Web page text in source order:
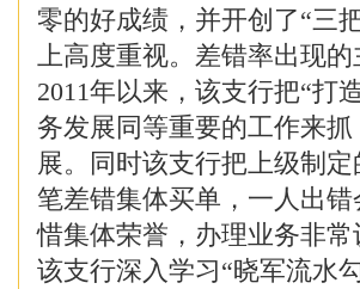
零的好成绩，并开创了“三
上高度重视。差错率出现
2011年以来，该支行把“打
务发展同等重要的工作来
展。同时该支行把上级制
笔差错集体买单，一人出
惜集体荣誉，办理业务非
该支行深入学习“晓军流水